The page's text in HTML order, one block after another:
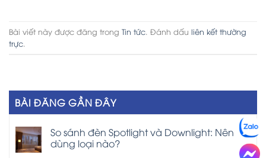
Bài viết này được đăng trong Tin tức. Đánh dấu liên kết thường
trực.
BÀI ĐĂNG GẦN ĐÂY
So sánh đèn Spotlight và Downlight: Nên
dùng loại nào?